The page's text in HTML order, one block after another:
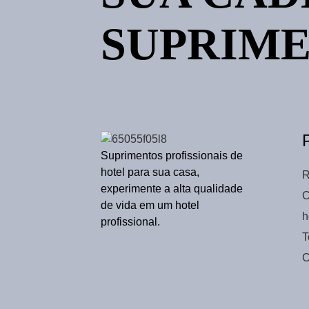
Pequeno Quadrado
Suprimentos profissionais de
hotel para sua casa,
experimente a alta qualidade
de vida em um hotel
profissional.